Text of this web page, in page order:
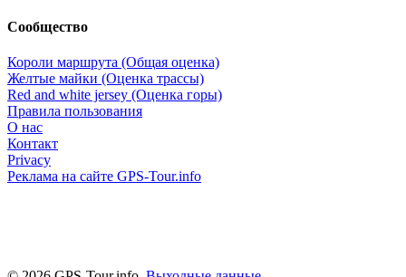
Сообщество
Короли маршрута (Общая оценка)
Желтые майки (Оценка трассы)
Red and white jersey (Оценка горы)
Правила пользования
О нас
Контакт
Privacy
Реклама на сайте GPS-Tour.info